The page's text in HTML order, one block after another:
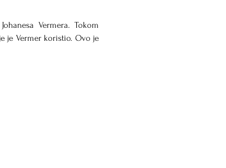
Vermera. Tokom
je Vermer koristio. Ovo je